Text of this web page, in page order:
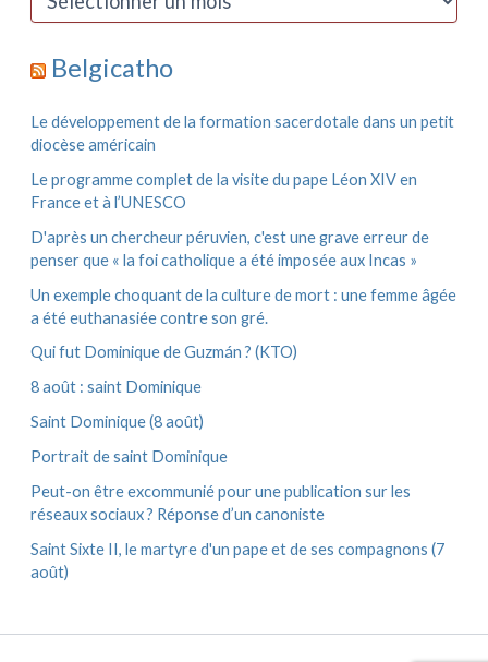
i
e
s
Belgicatho
Le développement de la formation sacerdotale dans un petit
diocèse américain
Le programme complet de la visite du pape Léon XIV en
France et à l’UNESCO
D'après un chercheur péruvien, c'est une grave erreur de
penser que « la foi catholique a été imposée aux Incas »
Un exemple choquant de la culture de mort : une femme âgée
a été euthanasiée contre son gré.
Qui fut Dominique de Guzmán ? (KTO)
8 août : saint Dominique
Saint Dominique (8 août)
Portrait de saint Dominique
Peut-on être excommunié pour une publication sur les
réseaux sociaux ? Réponse d’un canoniste
Saint Sixte II, le martyre d'un pape et de ses compagnons (7
août)